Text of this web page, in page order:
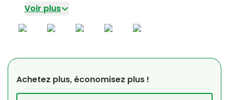
Voir plus
Achetez plus, économisez plus !